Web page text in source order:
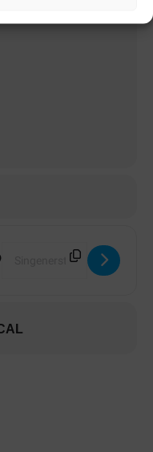
- Regio-TÜF Trainer-
Destination Address -